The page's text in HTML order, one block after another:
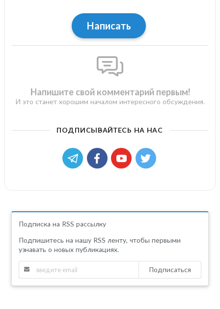
Написать
Напишите свой комментарий первым!
И это станет хорошим началом интересного обсуждения.
ПОДПИСЫВАЙТЕСЬ НА НАС
Подписка на RSS рассылку
Подпишитесь на нашу RSS ленту, чтобы первыми
узнавать о новых публикациях.
Подписаться